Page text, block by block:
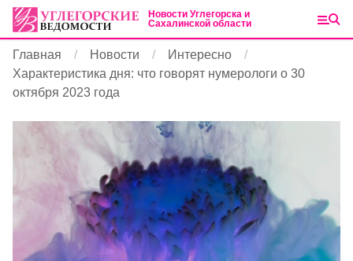
Новости Углегорска и
Сахалинской области
Главная Новости
Интересно
Характеристика дня: что говорят нумерологи о 30
октября 2023 года